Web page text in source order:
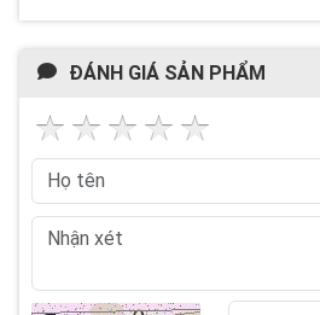
ĐÁNH GIÁ SẢN PHẨM